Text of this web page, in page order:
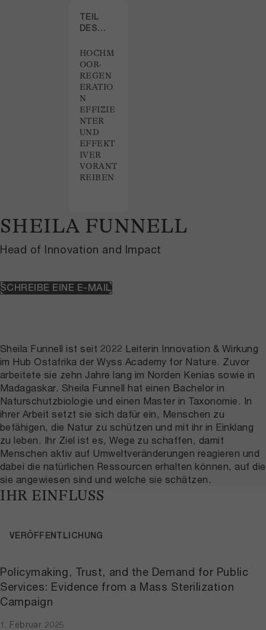
SHEILA FUNNELL
Head of Innovation and Impact
SCHREIBE EINE E-MAIL
TEIL
DES
HOCHM
OOR-
REGEN
ERATIO
N
EFFIZIE
NTER
UND
EFFEKT
IVER
VORANT
REIBEN
Sheila Funnell ist seit 2022 Leiterin Innovation & Wirkung
im Hub Ostafrika der Wyss Academy for Nature. Zuvor
arbeitete sie zehn Jahre lang im Norden Kenias sowie in
Madagaskar. Sheila Funnell hat einen Bachelor in
Naturschutzbiologie und einen Master in Taxonomie. In
ihrer Arbeit setzt sie sich dafür ein, Menschen zu
befähigen, die Natur zu schützen und mit ihr in Einklang
zu leben. Ihr Ziel ist es, Wege zu schaffen, damit
Menschen aktiv auf Umweltveränderungen reagieren und
dabei die natürlichen Ressourcen erhalten können, auf die
sie angewiesen sind und welche sie schätzen.
IHR EINFLUSS
Policymaking, Trust, and the Demand for Public
Services: Evidence from a Mass Sterilization
Campaign
1. Februar 2025
VERÖFFENTLICHUNG